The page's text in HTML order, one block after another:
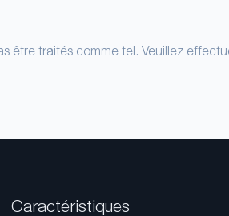
traités comme tel. Veuillez
Caractéristiques